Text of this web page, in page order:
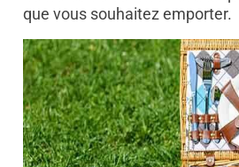
que vous souhaitez emporter.